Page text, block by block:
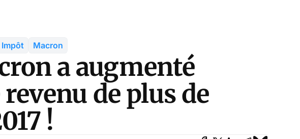
Impôt Macron
a augmenté
de plus de
!